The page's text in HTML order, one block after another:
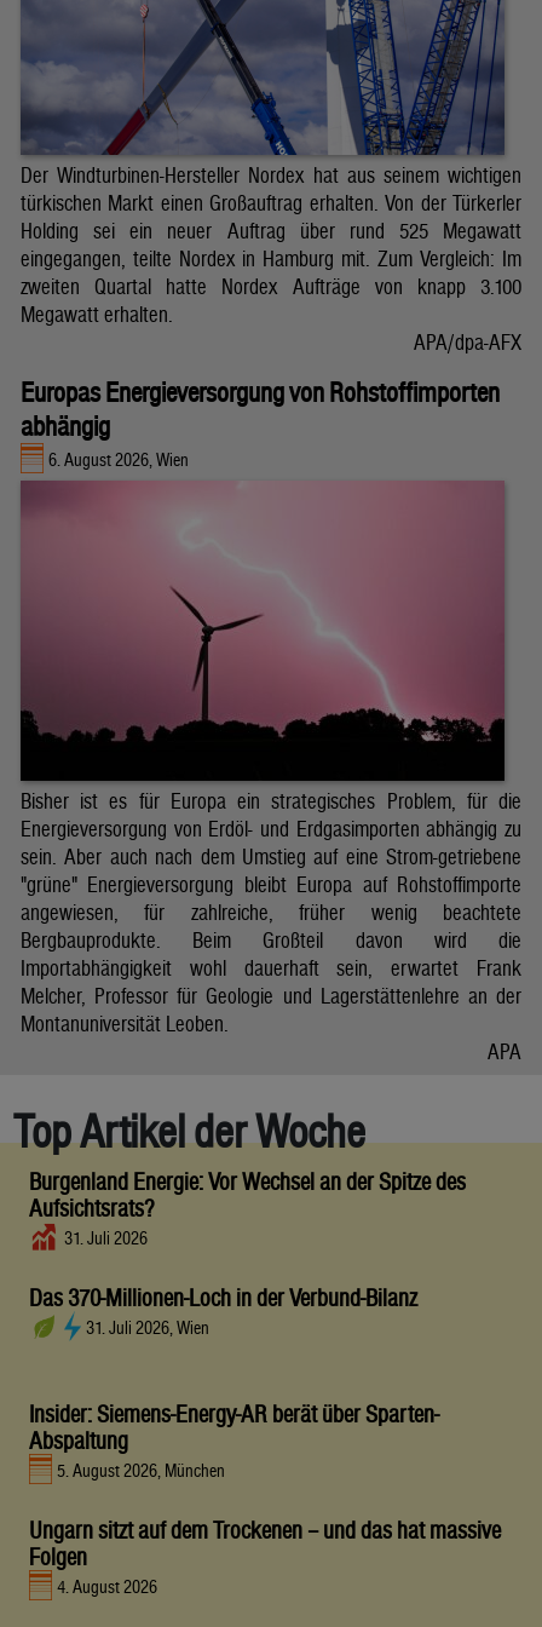
Der Windturbinen-Hersteller Nordex hat aus seinem wichtigen
türkischen Markt einen Großauftrag erhalten. Von der Türkerler
Holding sei ein neuer Auftrag über rund 525 Megawatt
eingegangen, teilte Nordex in Hamburg mit. Zum Vergleich: Im
zweiten Quartal hatte Nordex Aufträge von knapp 3.100
Megawatt erhalten.
APA/dpa-AFX
Europas Energieversorgung von Rohstoffimporten
abhängig
6. August 2026, Wien
Bisher ist es für Europa ein strategisches Problem, für die
Energieversorgung von Erdöl- und Erdgasimporten abhängig zu
sein. Aber auch nach dem Umstieg auf eine Strom-getriebene
"grüne" Energieversorgung bleibt Europa auf Rohstoffimporte
angewiesen, für zahlreiche, früher wenig beachtete
Bergbauprodukte. Beim Großteil davon wird die
Importabhängigkeit wohl dauerhaft sein, erwartet Frank
Melcher, Professor für Geologie und Lagerstättenlehre an der
Montanuniversität Leoben.
APA
Top Artikel der Woche
Burgenland Energie: Vor Wechsel an der Spitze des
Aufsichtsrats?
31. Juli 2026
Das 370-Millionen-Loch in der Verbund-Bilanz
31. Juli 2026, Wien
Insider: Siemens-Energy-AR berät über Sparten-
Abspaltung
5. August 2026, München
Ungarn sitzt auf dem Trockenen – und das hat massive
Folgen
4. August 2026